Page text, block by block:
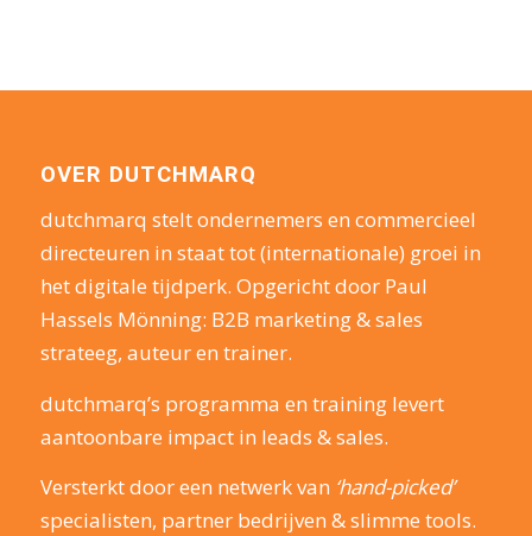
OVER DUTCHMARQ
dutchmarq stelt ondernemers en commercieel
directeuren in staat tot (internationale) groei in
het digitale tijdperk. Opgericht door Paul
Hassels Mönning: B2B marketing & sales
strateeg, auteur en trainer.
dutchmarq’s programma en training levert
aantoonbare impact in leads & sales.
Versterkt door een netwerk van ‘hand-picked’
specialisten, partner bedrijven & slimme tools.